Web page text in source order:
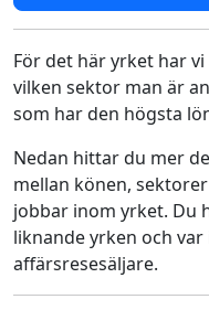
För det här yrket har
vilken sektor man är
som har den högsta
Nedan hittar du mer
mellan könen,
jobbar inom yrket. Du
liknande yrken och
affärsresesäljare.